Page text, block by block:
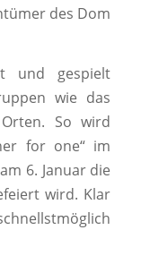
des Dom
und gespielt
wie das
So wird
for one“ im
6. Januar die
wird. Klar